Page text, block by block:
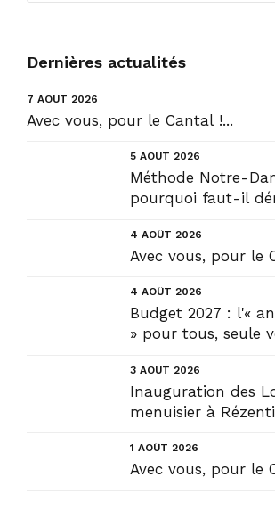
Dernières actualités
7 AOÛT 2026
Avec vous, pour le Cantal !...
5 AOÛT 2026
Méthode Notre-
pourquoi faut-il
4 AOÛT 2026
Avec vous, pour le
4 AOÛT 2026
Budget 2027 : l'«
» pour tous, seule
3 AOÛT 2026
Inauguration des
menuisier à
1 AOÛT 2026
Avec vous, pour le